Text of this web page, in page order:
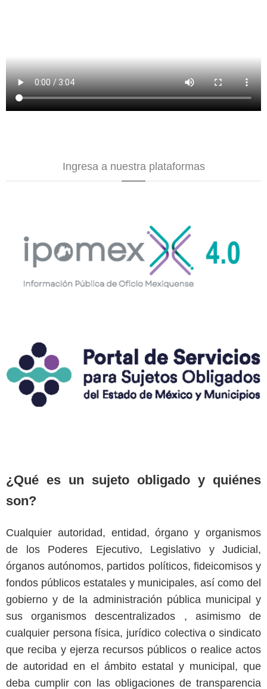
Ingresa a nuestra plataformas
¿Qué es un sujeto obligado y quiénes
son?
Cualquier autoridad, entidad, órgano y organismos
de los Poderes Ejecutivo, Legislativo y Judicial,
órganos autónomos, partidos políticos, fideicomisos y
fondos públicos estatales y municipales, así como del
gobierno y de la administración pública municipal y
sus organismos descentralizados , asimismo de
cualquier persona física, jurídico colectiva o sindicato
que reciba y ejerza recursos públicos o realice actos
de autoridad en el ámbito estatal y municipal, que
deba cumplir con las obligaciones de transparencia